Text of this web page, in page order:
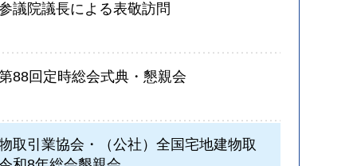
議院議長による表敬訪問
88回定時総会式典・懇親会
取引業協会・（公社）全国宅地建物取